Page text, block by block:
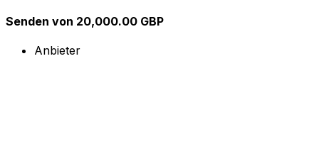
Senden von 20,000.00 GBP
Anbieter